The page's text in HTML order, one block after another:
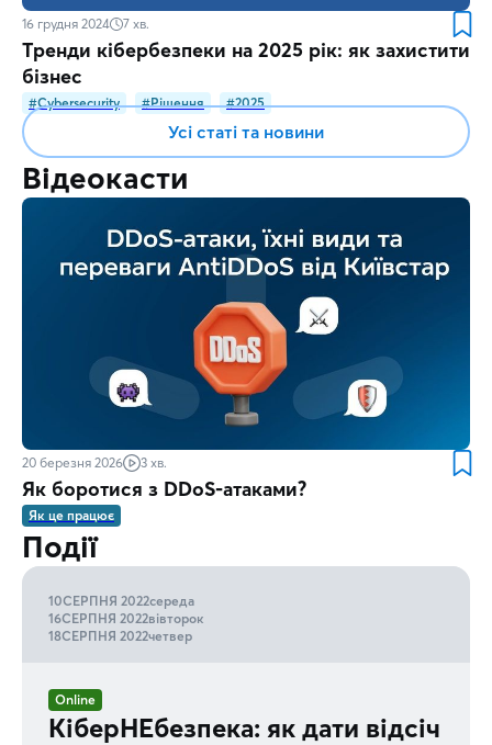
16 грудня 2024 7 хв.
Тренди кібербезпеки на 2025 рік: як захистити
бізнес
#Cybersecurity #Рішення #2025
Усі статі та новини
Відеокасти
20 березня 2026 3 хв.
Як боротися з DDoS-атаками?
Як це працює
Події
10СЕРПНЯ 2022середа
16СЕРПНЯ 2022вівторок
18СЕРПНЯ 2022четвер
Online
КіберНЕбезпека: як дати відсіч